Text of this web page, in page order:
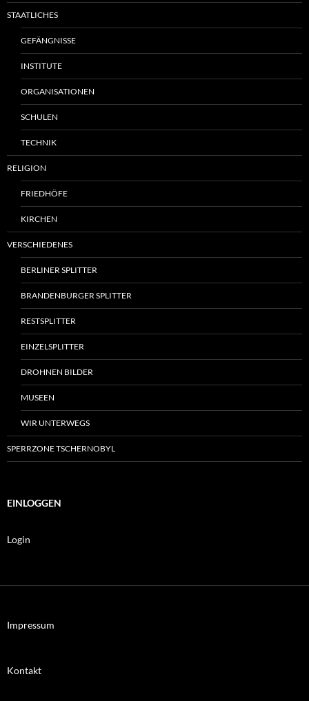
STAATLICHES
GEFÄNGNISSE
INSTITUTE
ORGANISATIONEN
SCHULEN
TECHNIK
RELIGION
FRIEDHÖFE
KIRCHEN
VERSCHIEDENES
BERLINER SPLITTER
BRANDENBURGER SPLITTER
RESTSPLITTER
EINZELSPLITTER
DROHNEN BILDER
MUSEEN
WIR UNTERWEGS
SPERRZONE TSCHERNOBYL
EINLOGGEN
Login
Impressum
Kontakt